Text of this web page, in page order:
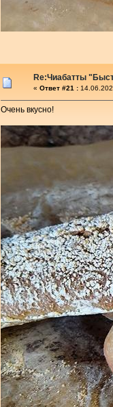
Re:Чиабатты
« Ответ #21 :
Очень вкусно!